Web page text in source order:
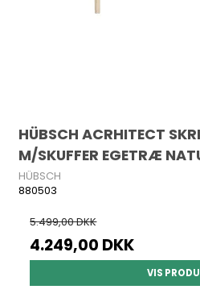
HÜBSCH ACRHITECT
M/SKUFFER EGETRÆ
HÜBSCH
880503
5.499,00 DKK
4.249,00 DKK
VIS